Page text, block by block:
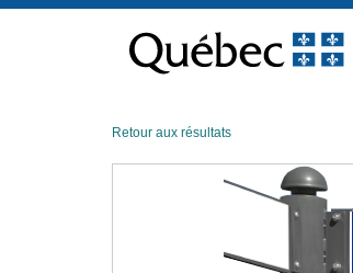
contenu
Retour aux résultats